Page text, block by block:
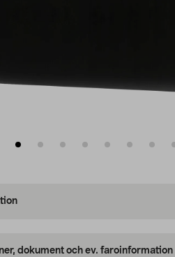
dokument och ev. faroinformation